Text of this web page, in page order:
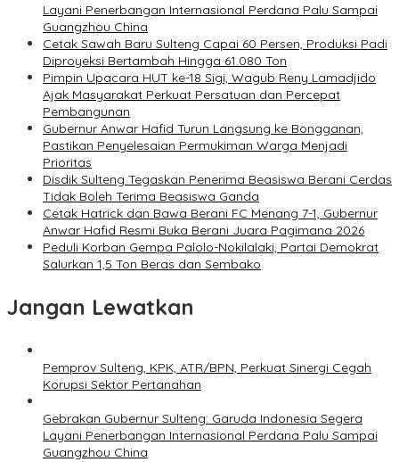
Layani Penerbangan Internasional Perdana Palu Sampai
Guangzhou China
Cetak Sawah Baru Sulteng Capai 60 Persen, Produksi Padi
Diproyeksi Bertambah Hingga 61.080 Ton
Pimpin Upacara HUT ke-18 Sigi, Wagub Reny Lamadjido
Ajak Masyarakat Perkuat Persatuan dan Percepat
Pembangunan
Gubernur Anwar Hafid Turun Langsung ke Bongganan,
Pastikan Penyelesaian Permukiman Warga Menjadi
Prioritas
Disdik Sulteng Tegaskan Penerima Beasiswa Berani Cerdas
Tidak Boleh Terima Beasiswa Ganda
Cetak Hatrick dan Bawa Berani FC Menang 7-1, Gubernur
Anwar Hafid Resmi Buka Berani Juara Pagimana 2026
Peduli Korban Gempa Palolo-Nokilalaki, Partai Demokrat
Salurkan 1,5 Ton Beras dan Sembako
Jangan Lewatkan
Pemprov Sulteng, KPK, ATR/BPN, Perkuat Sinergi Cegah
Korupsi Sektor Pertanahan
Gebrakan Gubernur Sulteng: Garuda Indonesia Segera
Layani Penerbangan Internasional Perdana Palu Sampai
Guangzhou China